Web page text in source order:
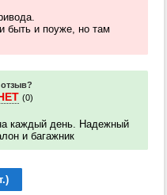
быть и поуже, но там
(0)
каждый день. Надежный
и багажник